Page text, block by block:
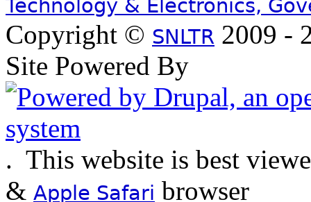
Technology & Electronics,
Copyright © SNLTR 2009 -
Site Powered By
. This website is best
& Apple Safari browser